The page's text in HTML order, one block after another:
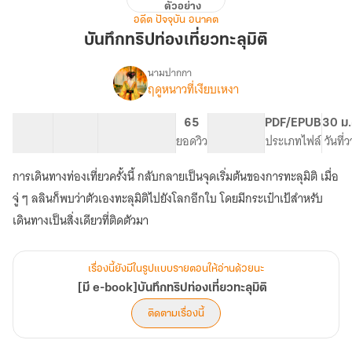
ทริป
เที่ยว
ทะลุ
ตัวอย่าง
อดีต ปัจจุบัน อนาคต
บันทึกทริปท่องเที่ยวทะลุมิติ
เรื่อง[มี
book]บัน
ทึก
ทริป
ท่อง
เที่ยว
ทะลุ
นามปากกา
ฤดูหนาวที่เงียบเหงา
65
ยอดวิว
PDF/EPUB
ประเภทไฟล์
30 ม
วันที่
การเดินทางท่องเที่ยวครั้งนี้ กลับกลายเป็นจุดเริ่มต้นของการทะลุมิติ เมื่อ
จู่ ๆ ลลินก็พบว่าตัวเองทะลุมิติไปยังโลกอีกใบ โดยมีกระเป๋าเป้สำหรับ
เดินทางเป็นสิ่งเดียวที่ติดตัวมา
เรื่องนี้ยังมีในรูปแบบรายตอนให้อ่านด้วยนะ
[มี e-book]บันทึกทริปท่องเที่ยวทะลุมิติ
ติดตามเรื่องนี้